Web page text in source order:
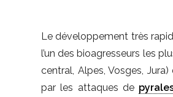
Le développement très
l’un des bioagresseurs les
central, Alpes, Vosges,
par les attaques de